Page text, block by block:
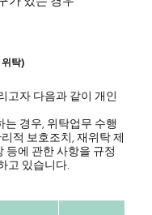
탁)
고자 다음과 같이 개인
경우, 위탁업무 수행
적 보호조치, 재위탁 제
등에 관한 사항을 규정
고 있습니다.